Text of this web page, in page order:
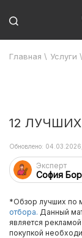
Главная \ Услуги \
12
Эксперт
София
Обновлено:
*Обзор лучших по
отбора. Данный
является
покупкой